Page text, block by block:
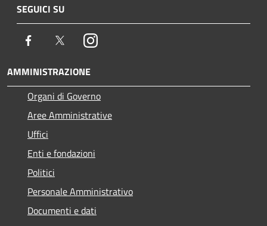
SEGUICI SU
Facebook TwitterInstagram
AMMINISTRAZIONE
Organi di Governo
Aree Amministrative
Uffici
Enti e fondazioni
Politici
Personale Amministrativo
Documenti e dati